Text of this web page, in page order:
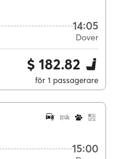
14:05
Dover
$ 182.82
för 1 passagerare
15:00